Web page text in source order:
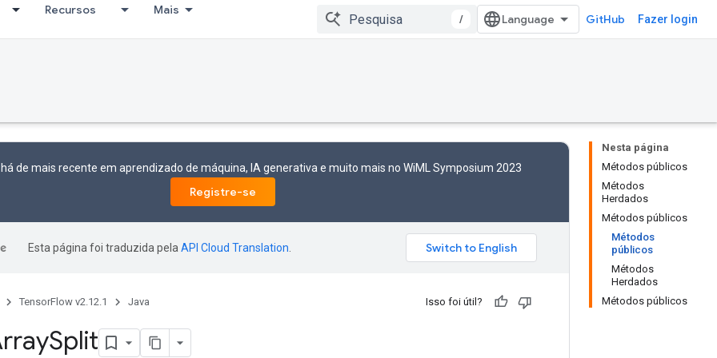
Recursos Mais
/ GitHub Fazer login
Nesta página
Métodos públicos
Métodos
Herdados
Métodos públicos
Métodos
públicos
Métodos
Herdados
Métodos públicos
de mais recente em aprendizado de máquina, IA generativa e muito mais no WiML Symposium 2023
Registre-se
Esta página foi traduzida pela API Cloud Translation
TensorFlow v2.12.1 Java Isso foi útil?
Split